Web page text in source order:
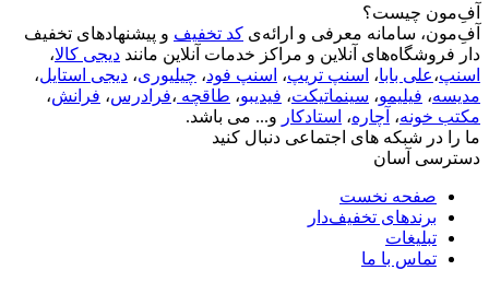
آفِ‌مون چیست؟
آفِ‌مون، سامانه معرفی و ارائه‌ی کد تخفیف و پیشنهادهای تخفیف
دار فروشگاه‌های آنلاین و مراکز خدمات آنلاین مانند دیجی کالا،
اسنپ،علی بابا، اسنپ تریپ، اسنپ فود، چیلیوری، دیجی استایل،
مدیسه، فیلیمو، سینماتیکت، فیدیبو، طاقچه ،فرادرس، فرانش،
مکتب خونه، آچاره، استادکار و... می باشد.
ما را در شبکه های اجتماعی دنبال کنید
دسترسی آسان
صفحه نخست
برندهای تخفیف‌دار
تبلیغات
تماس با ما